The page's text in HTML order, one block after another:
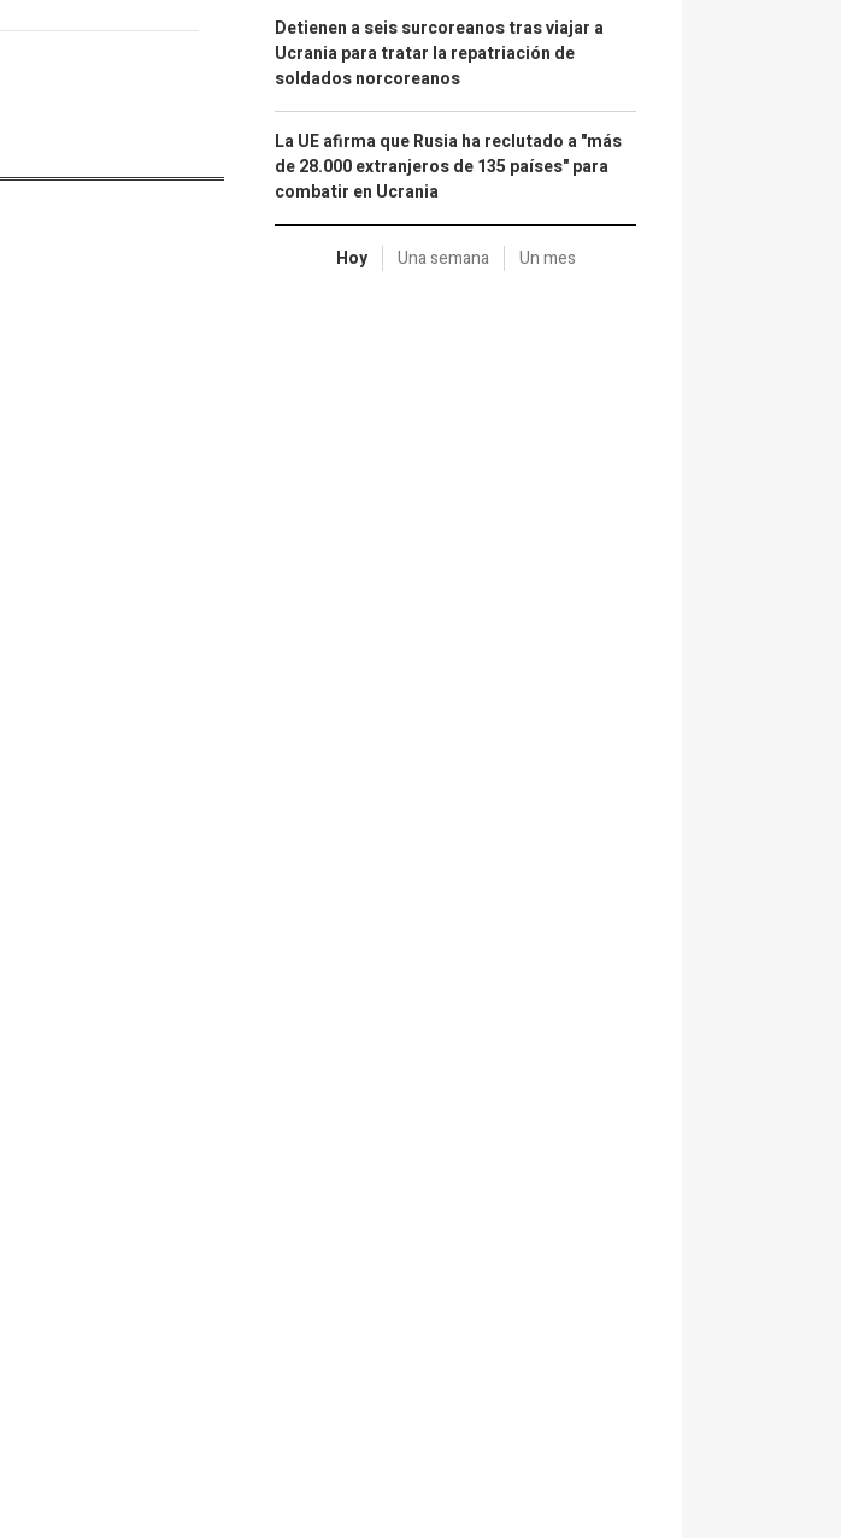
Detienen a seis surcoreanos tras viajar a
Ucrania para tratar la repatriación de
soldados norcoreanos
La UE afirma que Rusia ha reclutado a "más
de 28.000 extranjeros de 135 países" para
combatir en Ucrania
Hoy Una semana Un mes